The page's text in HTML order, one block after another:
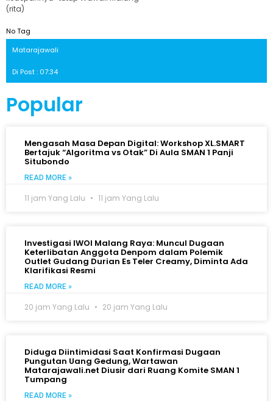
(rita)
No Tag
Matarajawali
Di Post : 07:34
Popular
Mengasah Masa Depan Digital: Workshop XL.SMART
Bertajuk “Algoritma vs Otak” Di Aula SMAN 1 Panji
Situbondo
READ MORE »
11 jam Yang Lalu 11 jam Yang Lalu
Investigasi IWOI Malang Raya: Muncul Dugaan
Keterlibatan Anggota Denpom dalam Polemik
Outlet Gudang Durian Es Teler Creamy, Diminta Ada
Klarifikasi Resmi
READ MORE »
20 jam Yang Lalu 20 jam Yang Lalu
Diduga Diintimidasi Saat Konfirmasi Dugaan
Pungutan Uang Gedung, Wartawan
Matarajawali.net Diusir dari Ruang Komite SMAN 1
Tumpang
READ MORE »